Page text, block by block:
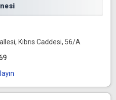
Kıbrıs Caddesi, 56/A